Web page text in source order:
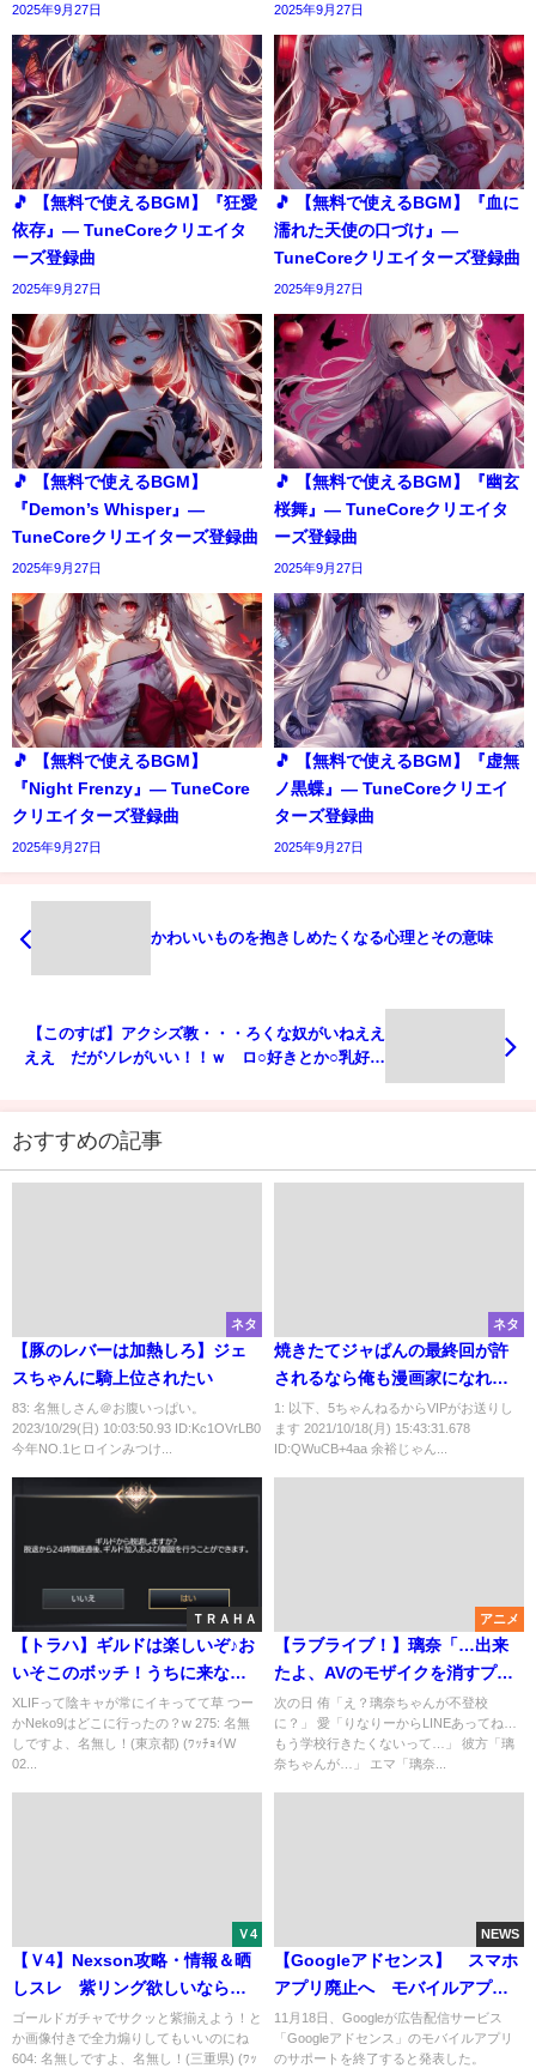
2025年9月27日 2025年9月27日
🎵 【無料で使えるBGM】『狂愛
依存』― TuneCoreクリエイタ
ーズ登録曲
2025年9月27日
🎵 【無料で使えるBGM】『血に
濡れた天使の口づけ』―
TuneCoreクリエイターズ登録曲
2025年9月27日
🎵 【無料で使えるBGM】
『Demon’s Whisper』―
TuneCoreクリエイターズ登録曲
2025年9月27日
🎵 【無料で使えるBGM】『幽玄
桜舞』― TuneCoreクリエイタ
ーズ登録曲
2025年9月27日
🎵 【無料で使えるBGM】
『Night Frenzy』― TuneCore
クリエイターズ登録曲
2025年9月27日
🎵 【無料で使えるBGM】『虚無
ノ黒蝶』― TuneCoreクリエイ
ターズ登録曲
2025年9月27日
かわいいものを抱きしめたくなる心理とその意味
【このすば】アクシズ教・・・ろくな奴がいねええ
ええ だがソレがいい！！ｗ ロ○好きとか○乳好き
おすすめの記事
ネタ
【豚のレバーは加熱しろ】ジェ
スちゃんに騎上位されたい
83: 名無しさん＠お腹いっぱい。
2023/10/29(日) 10:03:50.93 ID:Kc1OVrLB0
今年NO.1ヒロインみつけ...
ネタ
焼きたてジャぱんの最終回が許
されるなら俺も漫画家になれる
よな
1: 以下、5ちゃんねるからVIPがお送りし
ます 2021/10/18(月) 15:43:31.678
ID:QWuCB+4aa 余裕じゃん...
ＴＲＡＨＡ
【トラハ】ギルドは楽しいぞ♪お
いそこのボッチ！うちに来ない
か？ｗ
XLIFって陰キャが常にイキってて草 つー
かNeko9はどこに行ったの？w 275: 名無
しですよ、名無し！(東京都) (ﾜｯﾁｮｲW
02...
アニメ
【ラブライブ！】璃奈「…出来
たよ、AVのモザイクを消すプロ
グラム」 侑「うひょ～、璃奈ち
ゃん天才！w借りてくねw」 璃
奈「…」
次の日 侑「え？璃奈ちゃんが不登校
に？」 愛「りなりーからLINEあってね…
もう学校行きたくないって…」 彼方「璃
奈ちゃんが…」 エマ「璃奈...
Ｖ4
【Ｖ4】Nexson攻略・情報＆晒
しスレ 紫リング欲しいなら課
金しろ！ ゴメン引退するわ
ゴールドガチャでサクッと紫揃えよう！と
か画像付きで全力煽りしてもいいのにね
604: 名無しですよ、名無し！(三重県) (ﾜｯ
NEWS
【Googleアドセンス】 スマホ
アプリ廃止へ モバイルアプリ
のサポートを終了と発表
11月18日、Googleが広告配信サービス
「Googleアドセンス」のモバイルアプリ
のサポートを終了すると発表した。